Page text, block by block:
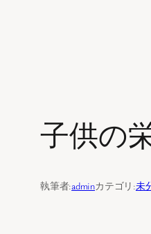
子供の
執筆者:adminカテゴリ:未